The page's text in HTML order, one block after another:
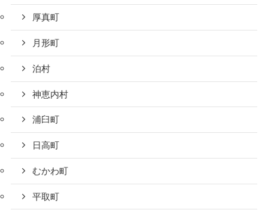
厚真町
月形町
泊村
神恵内村
浦臼町
日高町
むかわ町
平取町